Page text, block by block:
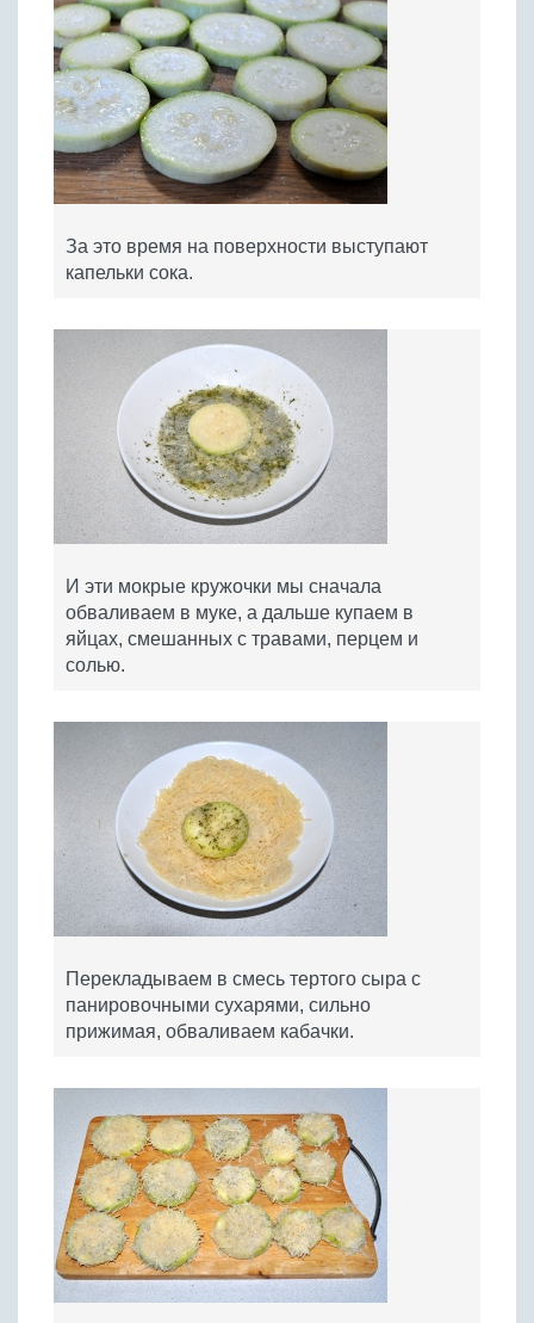
За это время на поверхности выступают
капельки сока.
И эти мокрые кружочки мы сначала
обваливаем в муке, а дальше купаем в
яйцах, смешанных с травами, перцем и
солью.
Перекладываем в смесь тертого сыра с
панировочными сухарями, сильно
прижимая, обваливаем кабачки.